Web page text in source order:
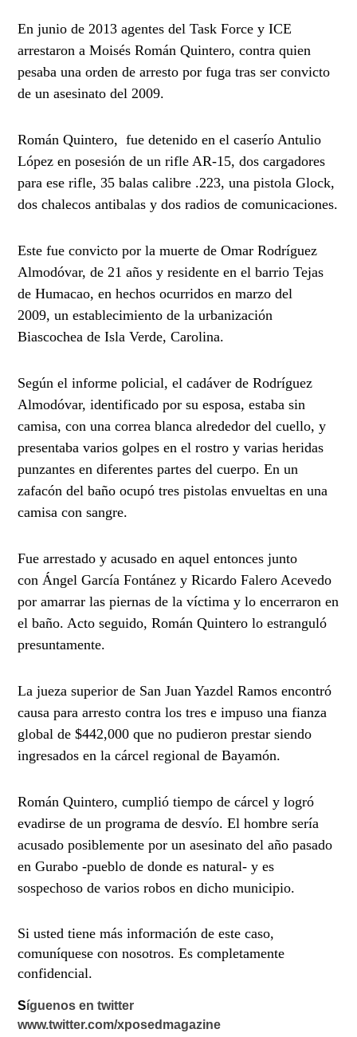
En junio de 2013 agentes del Task Force y ICE
arrestaron a Moisés Román Quintero, contra quien
pesaba una orden de arresto por fuga tras ser convicto
de un asesinato del 2009.
Román Quintero, fue detenido en el caserío Antulio
López en posesión de un rifle AR-15, dos cargadores
para ese rifle, 35 balas calibre .223, una pistola Glock,
dos chalecos antibalas y dos radios de comunicaciones.
Este fue convicto por la muerte de Omar Rodríguez
Almodóvar,de 21 años y residente en el barrio Tejas
de Humacao,en hechos ocurridos en marzo del
2009,un establecimiento de la urbanización
Biascochea de Isla Verde, Carolina.
Según el informe policial, el cadáver de Rodríguez
Almodóvar, identificado por su esposa, estaba sin
camisa, con una correa blanca alrededor del cuello, y
presentaba varios golpes en el rostro y varias heridas
punzantes en diferentes partes del cuerpo. En un
zafacón del baño ocupó tres pistolas envueltas en una
camisa con sangre.
Fue arrestado y acusado en aquel entonces junto
conÁngel García Fontánez y Ricardo Falero Acevedo
por amarrar las piernas de la víctima y lo encerraron en
el baño. Acto seguido, Román Quintero lo estranguló
presuntamente.
La jueza superior de San Juan Yazdel Ramos encontró
causa para arresto contra los tres eimpuso una fianza
global de $442,000 que no pudieron prestar siendo
ingresados en la cárcel regional de Bayamón.
Román Quintero, cumplió tiempo de cárcel y logró
evadirse de un programa de desvío. El hombre sería
acusado posiblemente por un asesinato del año pasado
en Gurabo -pueblo de donde es natural- y es
sospechoso de varios robos en dicho municipio.
Si usted tiene más información de este caso,
comuníquese con nosotros. Es completamente
confidencial.
Síguenos en twitter
www.twitter.com/xposedmagazine